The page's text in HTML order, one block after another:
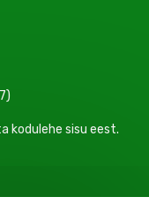
kodulehe sisu eest.